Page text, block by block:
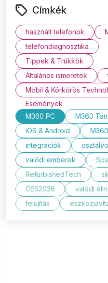
Címkék
használt telefonok
telefondiagnosztika
Tippek & Trükkök
Általános ismeretek
Mobil & Körkörös
Események
M360 PC
M360
iOS & Android
integrációk
valódi emberek
RefurbishedTech
CES2026
valódi
felújítás